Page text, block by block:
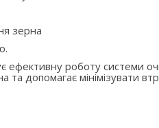
зерна
ефективну роботу системи
та допомагає мінімізувати